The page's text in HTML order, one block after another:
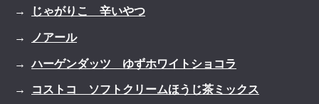
じゃがりこ 辛いやつ
ノアール
ハーゲンダッツ ゆずホワイトショコラ
コストコ ソフトクリームほうじ茶ミックス